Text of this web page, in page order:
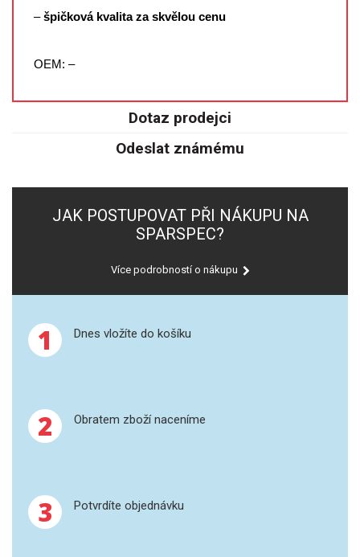
SPEKTROFOTOMETRY
OTEVŘENÝ ROZKLAD
REAKČNÍ AUTOKLÁVY
SPEX MLETÍ
MS/SPM
AFM SONDY
–špičková kvalita za skvělou cenu
OEM: –
Dotaz prodejci
Odeslat známému
JAK POSTUPOVAT PŘI NÁKUPU NA
SPARSPEC?
Více podrobností o nákupu
1 Dnes vložíte do košíku
2 Obratem zboží naceníme
3 Potvrdíte objednávku